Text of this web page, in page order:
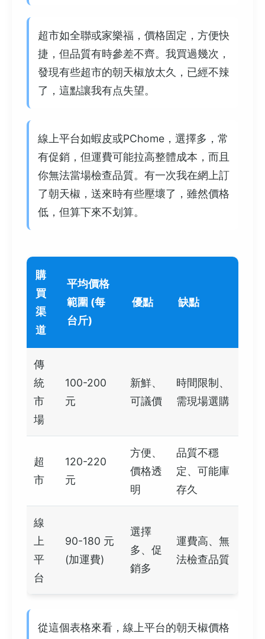
超市如全聯或家樂福，價格固定，方便快
捷，但品質有時參差不齊。我買過幾次，
發現有些超市的朝天椒放太久，已經不辣
了，這點讓我有点失望。
線上平台如蝦皮或PChome，選擇多，常
有促銷，但運費可能拉高整體成本，而且
你無法當場檢查品質。有一次我在網上訂
了朝天椒，送來時有些壓壞了，雖然價格
低，但算下來不划算。
購
買
渠
道
平均價格
範圍 (每
台斤)
優點 缺點
傳
統
市
場
100-200
元
新鮮、
可議價
時間限制、
需現場選購
超
市
120-220
元
方便、
價格透
明
品質不穩
定、可能庫
存久
線
上
平
台
90-180 元
(加運費)
選擇
多、促
銷多
運費高、無
法檢查品質
從這個表格來看，線上平台的朝天椒價格